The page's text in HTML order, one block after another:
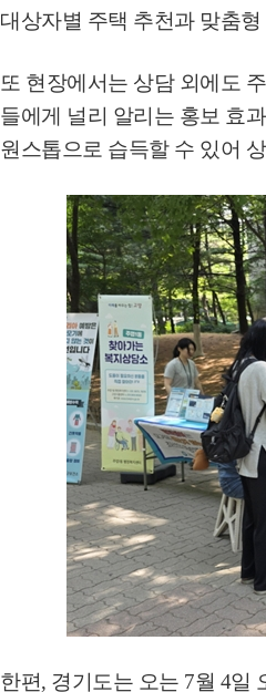
대상자별 주택 추천과 맞춤
또 현장에서는 상담 외에도
들에게 널리 알리는 홍보 효
원스톱으로 습득할 수 있어
한편, 경기도는 오는 7월 4일